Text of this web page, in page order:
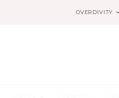
OVERDIVITY